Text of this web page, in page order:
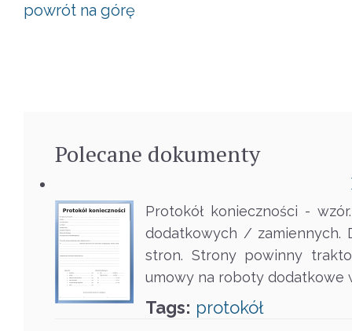
powrót na górę
Polecane dokumenty
Protokół konieczności -
dodatkowych / zamiennych.
stron. Strony powinny
umowy na roboty dodatkowe
Tags: protokół